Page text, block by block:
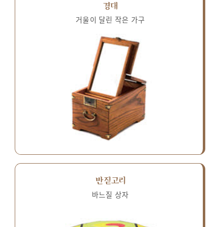
경대
거울이 달린 작은 가구
반짇고리
바느질 상자